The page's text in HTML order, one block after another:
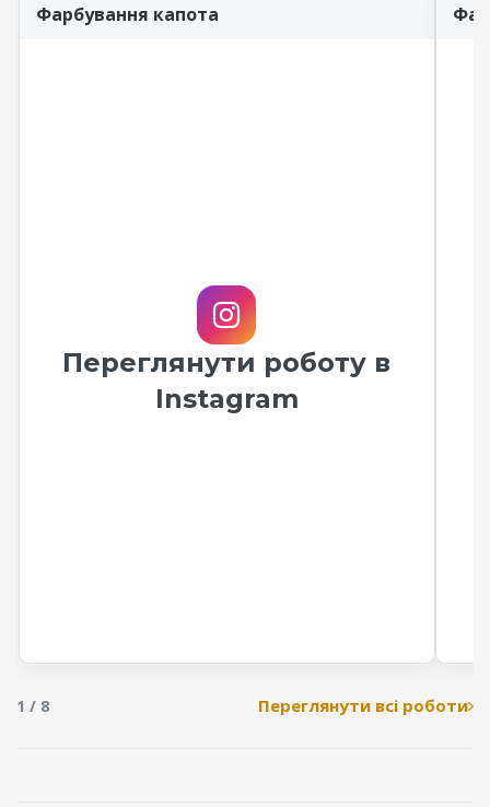
Фарбування капота
Переглянути роботу в
Instagram
1 / 8 Переглянути всі роботи